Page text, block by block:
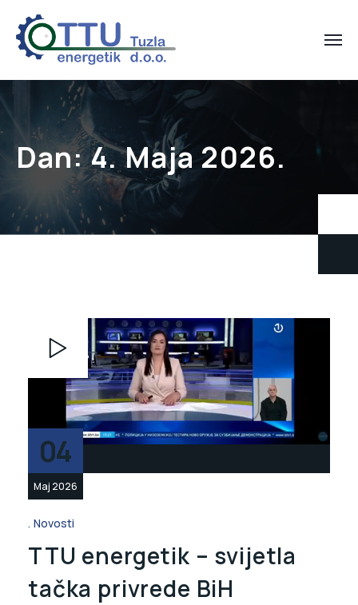
Dan:4. Maja 2026.
Player
04
Maj 2026
Novosti
TTU energetik – svijetla
tačka privrede BiH